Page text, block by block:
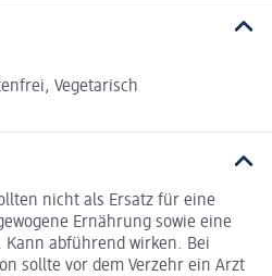
Vegetarisch
nicht als Ersatz für eine
Ernährung sowie eine
Kann abführend wirken. Bei
sollte vor dem Verzehr ein Arzt